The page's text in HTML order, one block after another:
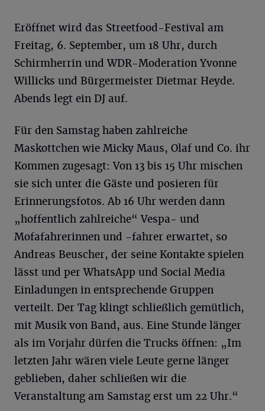
Eröffnet wird das Streetfood-Festival am
Freitag, 6. September, um 18 Uhr, durch
Schirmherrin und WDR-Moderation Yvonne
Willicks und Bürgermeister Dietmar Heyde.
Abends legt ein DJ auf.
Für den Samstag haben zahlreiche
Maskottchen wie Micky Maus, Olaf und Co. ihr
Kommen zugesagt: Von 13 bis 15 Uhr mischen
sie sich unter die Gäste und posieren für
Erinnerungsfotos. Ab 16 Uhr werden dann
„hoffentlich zahlreiche“ Vespa- und
Mofafahrerinnen und -fahrer erwartet, so
Andreas Beuscher, der seine Kontakte spielen
lässt und per WhatsApp und Social Media
Einladungen in entsprechende Gruppen
verteilt. Der Tag klingt schließlich gemütlich,
mit Musik von Band, aus. Eine Stunde länger
als im Vorjahr dürfen die Trucks öffnen: „Im
letzten Jahr wären viele Leute gerne länger
geblieben, daher schließen wir die
Veranstaltung am Samstag erst um 22 Uhr.“